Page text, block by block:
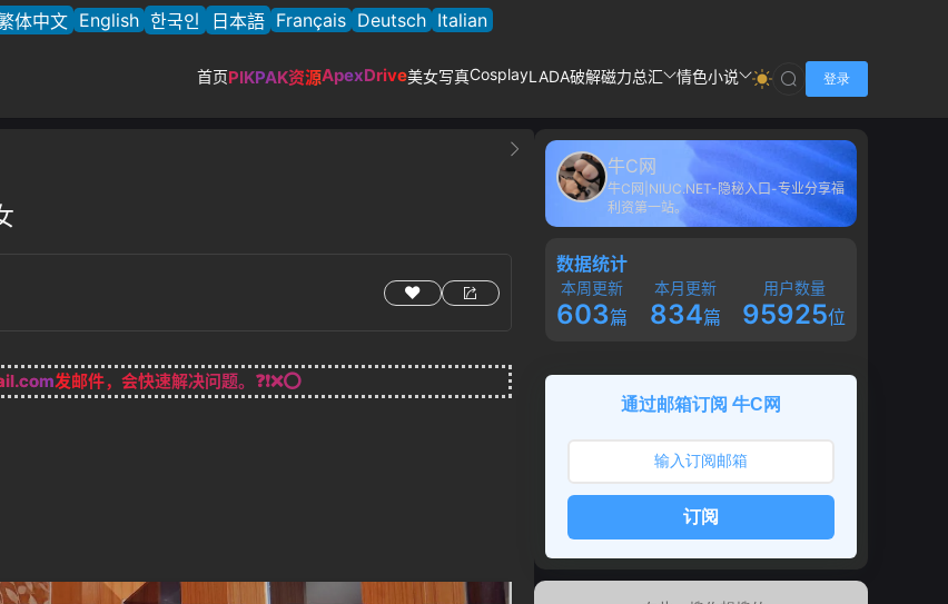
体中文 English 한국인 日本語 Français Deutsch Italian
首页PIKPAK资源ApexDrive美女写真CosplayLADA破解磁力总汇 情色小说 登录
发邮件，会快速解决问题。❓❗❌⭕
牛C网
牛C网|NIUC.NET-隐秘入口-专业分享福
利资第一站。
数据统计
本周更新
603篇
本月更新
834篇
用户数量
95925位
通过邮箱订阅 牛C网
订阅